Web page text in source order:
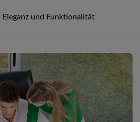
Eleganz und Funktionalität